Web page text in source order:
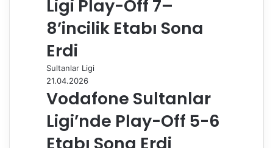
Ligi Play-Off 7–
8’incilik Etabı Sona
Erdi
Sultanlar Ligi
21.04.2026
Vodafone Sultanlar
Ligi’nde Play-Off 5-6